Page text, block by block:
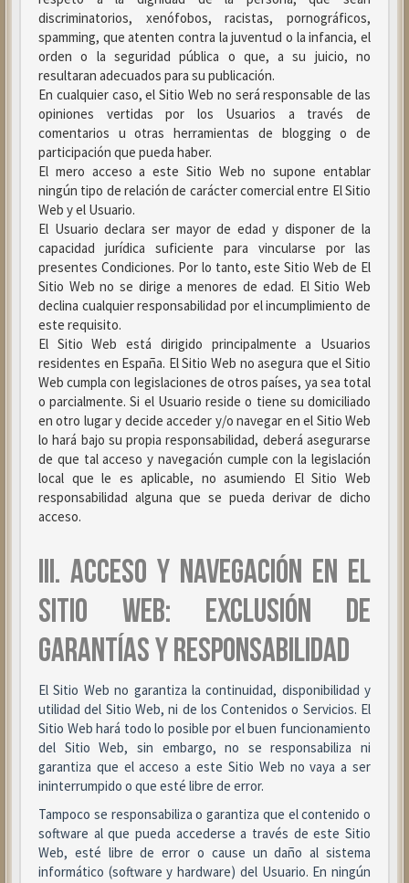
discriminatorios, xenófobos, racistas, pornográficos,
spamming, que atenten contra la juventud o la infancia, el
orden o la seguridad pública o que, a su juicio, no
resultaran adecuados para su publicación.
En cualquier caso, el Sitio Web no será responsable de las
opiniones vertidas por los Usuarios a través de
comentarios u otras herramientas de blogging o de
participación que pueda haber.
El mero acceso a este Sitio Web no supone entablar
ningún tipo de relación de carácter comercial entre El Sitio
Web y el Usuario.
El Usuario declara ser mayor de edad y disponer de la
capacidad jurídica suficiente para vincularse por las
presentes Condiciones. Por lo tanto, este Sitio Web de El
Sitio Web no se dirige a menores de edad. El Sitio Web
declina cualquier responsabilidad por el incumplimiento de
este requisito.
El Sitio Web está dirigido principalmente a Usuarios
residentes en España. El Sitio Web no asegura que el Sitio
Web cumpla con legislaciones de otros países, ya sea total
o parcialmente. Si el Usuario reside o tiene su domiciliado
en otro lugar y decide acceder y/o navegar en el Sitio Web
lo hará bajo su propia responsabilidad, deberá asegurarse
de que tal acceso y navegación cumple con la legislación
local que le es aplicable, no asumiendo El Sitio Web
responsabilidad alguna que se pueda derivar de dicho
acceso.
III. ACCESO Y NAVEGACIÓN EN EL
SITIO WEB: EXCLUSIÓN DE
GARANTÍAS Y RESPONSABILIDAD
El Sitio Web no garantiza la continuidad, disponibilidad y
utilidad del Sitio Web, ni de los Contenidos o Servicios. El
Sitio Web hará todo lo posible por el buen funcionamiento
del Sitio Web, sin embargo, no se responsabiliza ni
garantiza que el acceso a este Sitio Web no vaya a ser
ininterrumpido o que esté libre de error.
Tampoco se responsabiliza o garantiza que el contenido o
software al que pueda accederse a través de este Sitio
Web, esté libre de error o cause un daño al sistema
informático (software y hardware) del Usuario. En ningún